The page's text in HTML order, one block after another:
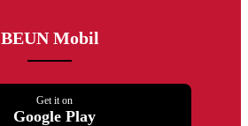
BEUN Mobil
Get it on
Google Play